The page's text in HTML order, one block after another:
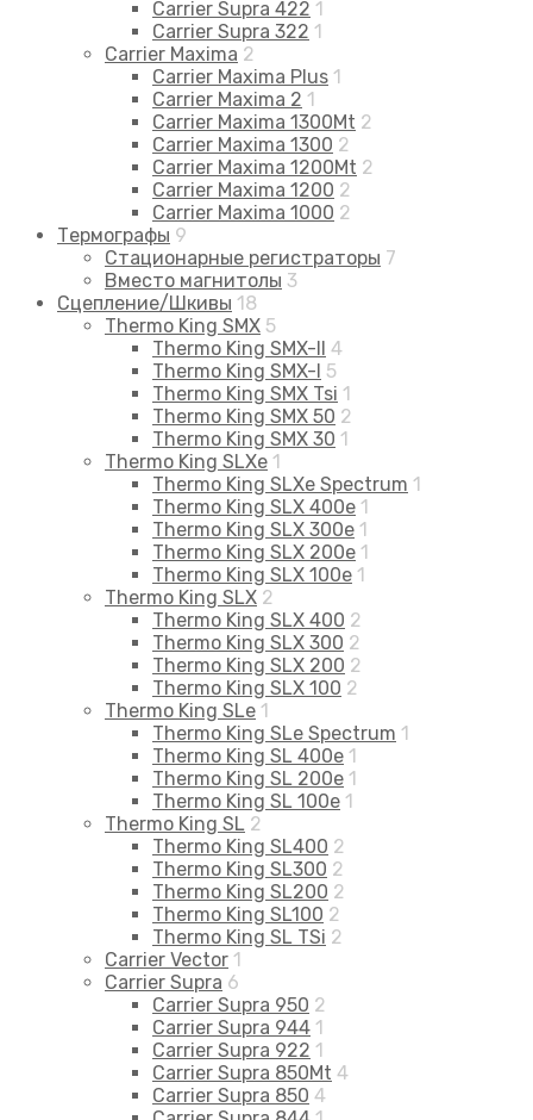
Carrier Supra 422 1
Carrier Supra 322 1
Carrier Maxima 2
Carrier Maxima Plus 1
Carrier Maxima 2 1
Carrier Maxima 1300Mt 2
Carrier Maxima 1300 2
Carrier Maxima 1200Mt 2
Carrier Maxima 1200 2
Carrier Maxima 1000 2
Термографы 9
Стационарные регистраторы 7
Вместо магнитолы 3
Сцепление/Шкивы 18
Thermo King SMX 5
Thermo King SMX-II 4
Thermo King SMX-I 5
Thermo King SMX Tsi 1
Thermo King SMX 50 2
Thermo King SMX 30 1
Thermo King SLXe 1
Thermo King SLXe Spectrum 1
Thermo King SLX 400e 1
Thermo King SLX 300e 1
Thermo King SLX 200e 1
Thermo King SLX 100e 1
Thermo King SLX 2
Thermo King SLX 400 2
Thermo King SLX 300 2
Thermo King SLX 200 2
Thermo King SLX 100 2
Thermo King SLe 1
Thermo King SLe Spectrum 1
Thermo King SL 400e 1
Thermo King SL 200e 1
Thermo King SL 100e 1
Thermo King SL 2
Thermo King SL400 2
Thermo King SL300 2
Thermo King SL200 2
Thermo King SL100 2
Thermo King SL TSi 2
Carrier Vector 1
Carrier Supra 6
Carrier Supra 950 2
Carrier Supra 944 1
Carrier Supra 922 1
Carrier Supra 850Mt 4
Carrier Supra 850 4